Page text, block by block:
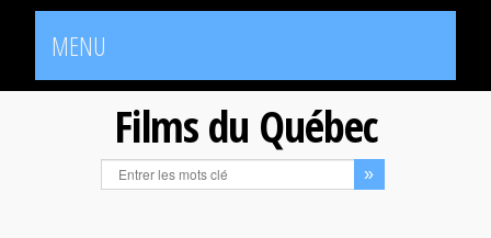
MENU
Films du Québec